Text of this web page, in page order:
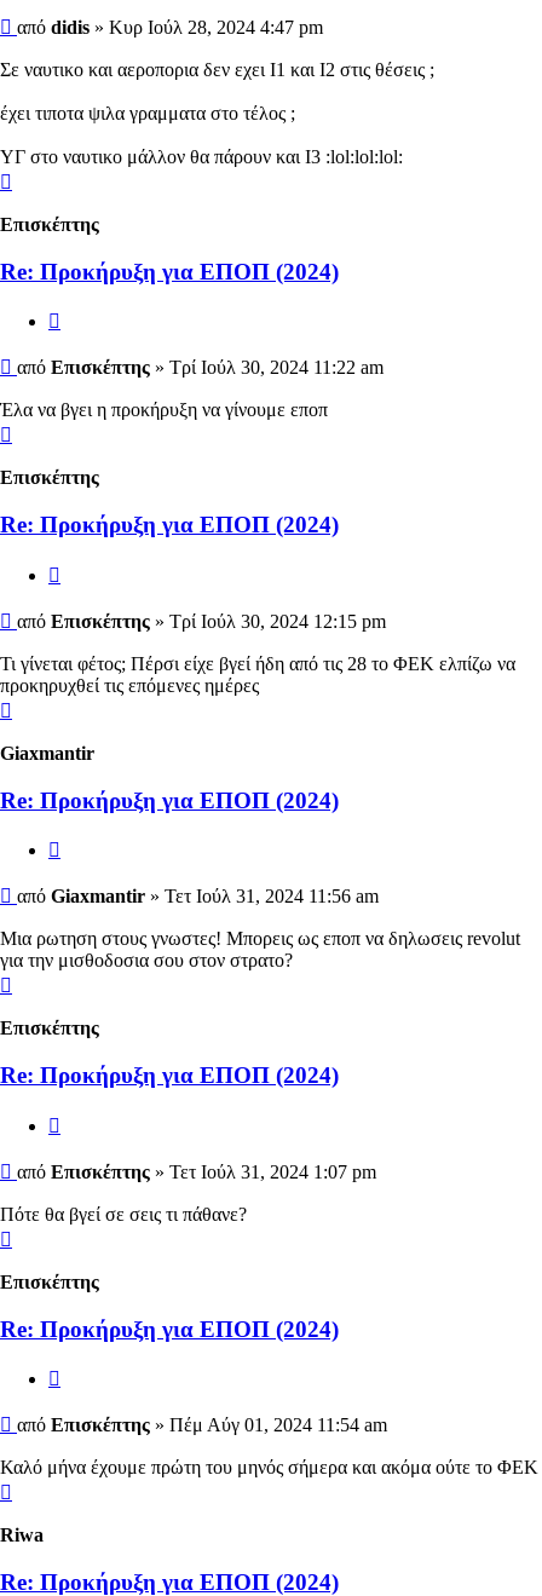
Δημοσίευση
από didis » Κυρ Ιούλ 28, 2024 4:47 pm
Σε ναυτικο και αεροπορια δεν εχει Ι1 και Ι2 στις θέσεις ;
έχει τιποτα ψιλα γραμματα στο τέλος ;
ΥΓ στο ναυτικο μάλλον θα πάρουν και Ι3 :lol:lol:lol:
Επισκέπτης
Re: Προκήρυξη για ΕΠΟΠ (2024)
Δημοσίευση
από Επισκέπτης » Τρί Ιούλ 30, 2024 11:22 am
Έλα να βγει η προκήρυξη να γίνουμε εποπ
Επισκέπτης
Re: Προκήρυξη για ΕΠΟΠ (2024)
Δημοσίευση
από Επισκέπτης » Τρί Ιούλ 30, 2024 12:15 pm
Τι γίνεται φέτος; Πέρσι είχε βγεί ήδη από τις 28 το ΦΕΚ ελπίζω να
προκηρυχθεί τις επόμενες ημέρες
Giaxmantir
Re: Προκήρυξη για ΕΠΟΠ (2024)
Δημοσίευση
από Giaxmantir » Τετ Ιούλ 31, 2024 11:56 am
Μια ρωτηση στους γνωστες! Μπορεις ως εποπ να δηλωσεις revolut
για την μισθοδοσια σου στον στρατο?
Επισκέπτης
Re: Προκήρυξη για ΕΠΟΠ (2024)
Δημοσίευση
από Επισκέπτης » Τετ Ιούλ 31, 2024 1:07 pm
Πότε θα βγεί σε σεις τι πάθανε?
Επισκέπτης
Re: Προκήρυξη για ΕΠΟΠ (2024)
Δημοσίευση
από Επισκέπτης » Πέμ Αύγ 01, 2024 11:54 am
Καλό μήνα έχουμε πρώτη του μηνός σήμερα και ακόμα ούτε το ΦΕΚ
Riwa
Re: Προκήρυξη για ΕΠΟΠ (2024)